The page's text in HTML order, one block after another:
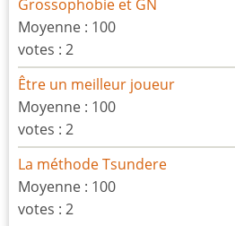
Grossophobie et GN
Moyenne : 100
votes : 2
Être un meilleur joueur
Moyenne : 100
votes : 2
La méthode Tsundere
Moyenne : 100
votes : 2